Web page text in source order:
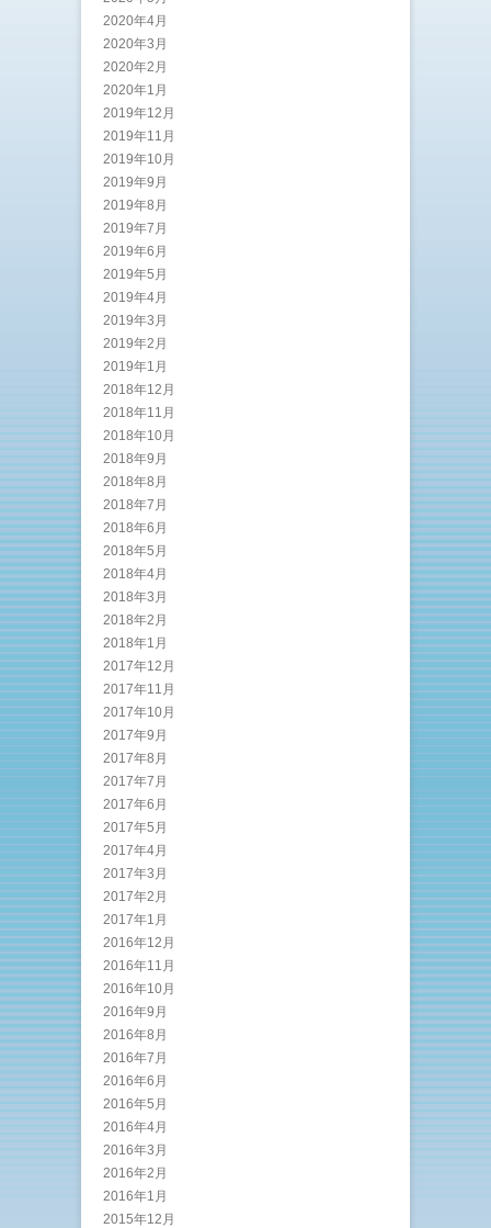
2020年4月
2020年3月
2020年2月
2020年1月
2019年12月
2019年11月
2019年10月
2019年9月
2019年8月
2019年7月
2019年6月
2019年5月
2019年4月
2019年3月
2019年2月
2019年1月
2018年12月
2018年11月
2018年10月
2018年9月
2018年8月
2018年7月
2018年6月
2018年5月
2018年4月
2018年3月
2018年2月
2018年1月
2017年12月
2017年11月
2017年10月
2017年9月
2017年8月
2017年7月
2017年6月
2017年5月
2017年4月
2017年3月
2017年2月
2017年1月
2016年12月
2016年11月
2016年10月
2016年9月
2016年8月
2016年7月
2016年6月
2016年5月
2016年4月
2016年3月
2016年2月
2016年1月
2015年12月